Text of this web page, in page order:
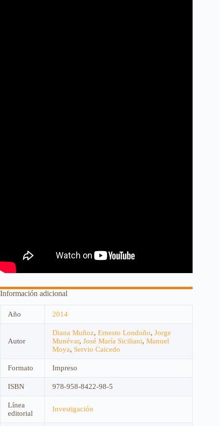
Información adicional
Año 2014
Autor
Diana Muñoz, Ernesto Londoño, Jorge
Munévar, José María Siciliani, Manuel
Moya, Servio Caicedo
Formato Impreso
ISBN 978-958-8422-98-5
Línea
editorial
Investigación